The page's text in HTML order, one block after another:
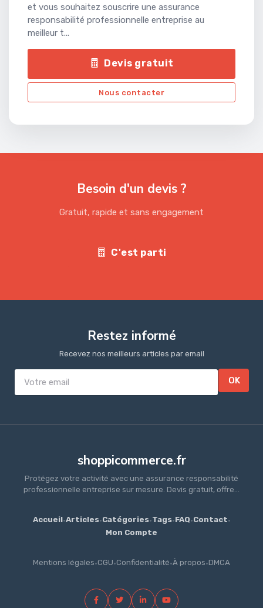
et vous souhaitez souscrire une assurance
responsabilité professionnelle entreprise au
meilleur t...
Devis gratuit
Nous contacter
Besoin d'un devis ?
Gratuit, rapide et sans engagement
C'est parti
Restez informé
Recevez nos meilleurs articles par email
OK
shoppicommerce.fr
Protégez votre activité avec une assurance responsabilité
professionnelle entreprise sur mesure. Devis gratuit, offre...
Accueil·Articles·Catégories·Tags·FAQ·Contact·
Mon Compte
Mentions légales·CGU·Confidentialité·À propos·DMCA